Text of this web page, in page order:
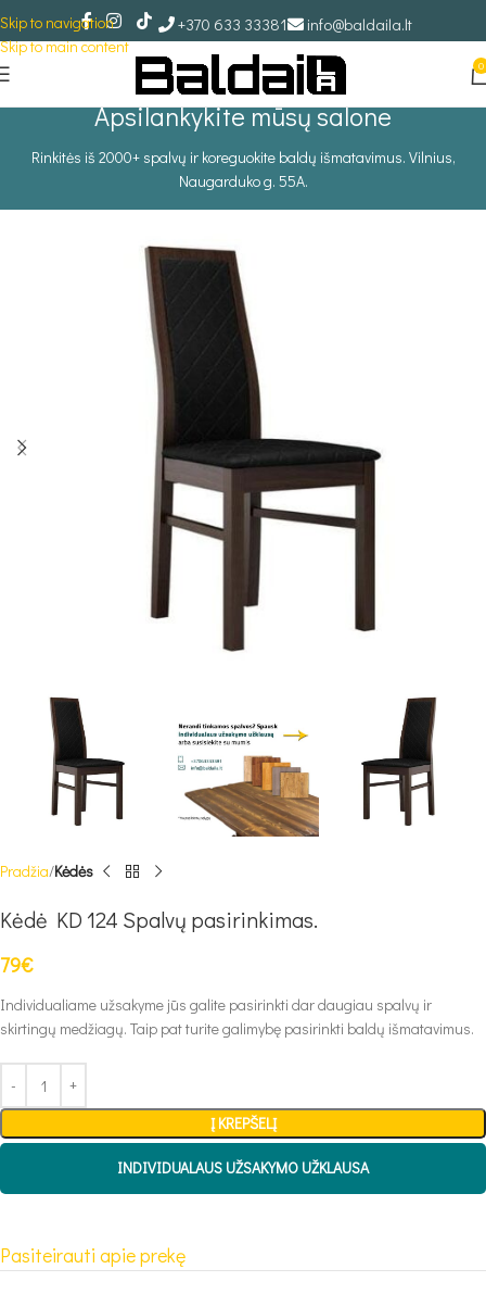
Skip to navigation
Skip to main content
+370 633 33381 info@baldaila.lt
0
Apsilankykite mūsų salone
Rinkitės iš 2000+ spalvų ir koreguokite baldų išmatavimus. Vilnius,
Naugarduko g. 55A.
Pradžia Kėdės
Kėdė KD 124 Spalvų pasirinkimas.
79€
Individualiame užsakyme jūs galite pasirinkti dar daugiau spalvų ir
skirtingų medžiagų. Taip pat turite galimybę pasirinkti baldų išmatavimus.
Į KREPŠELĮ
INDIVIDUALAUS UŽSAKYMO UŽKLAUSA
Pasiteirauti apie prekę